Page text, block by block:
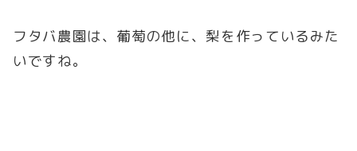
フタバ農園は、葡萄の他に、梨を作っているみた
いですね。